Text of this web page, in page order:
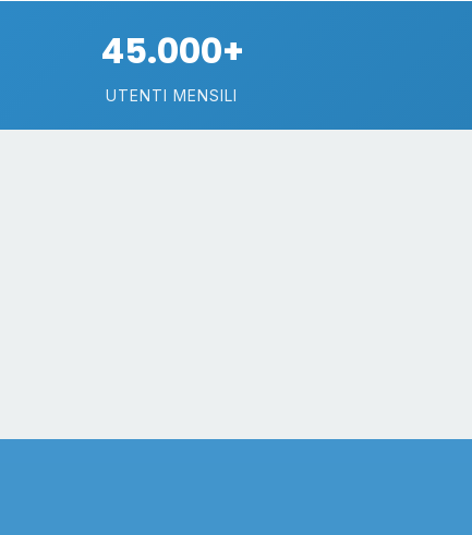
45.000+
UTENTI MENSILI